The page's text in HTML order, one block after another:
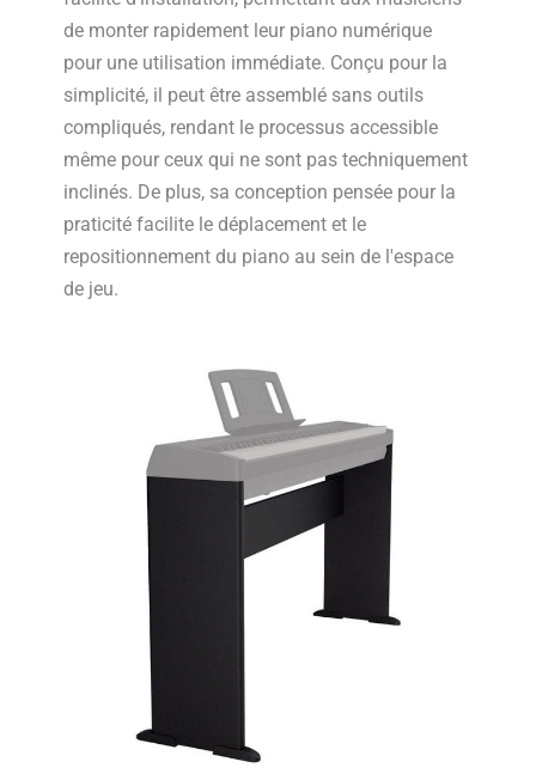
de monter rapidement leur piano numérique
pour une utilisation immédiate. Conçu pour la
simplicité, il peut être assemblé sans outils
compliqués, rendant le processus accessible
même pour ceux qui ne sont pas techniquement
inclinés. De plus, sa conception pensée pour la
praticité facilite le déplacement et le
repositionnement du piano au sein de l'espace
de jeu.